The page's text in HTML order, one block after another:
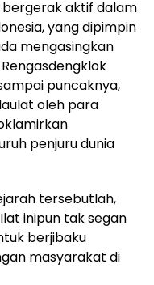
aktif dalam
yang dipimpin
mengasingkan
puncaknya,
oleh para
penjuru dunia
tersebutlah,
inipun tak segan
berjibaku
masyarakat di